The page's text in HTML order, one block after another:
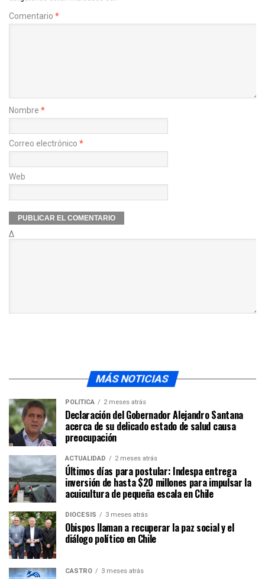
Comentario *
Nombre *
Correo electrónico *
Web
Δ
MÁS NOTICIAS
POLÍTICA 2 meses atrás
Declaración del Gobernador Alejandro Santana
acerca de su delicado estado de salud causa
preocupación
ACTUALIDAD 2 meses atrás
Últimos días para postular: Indespa entrega
inversión de hasta $20 millones para impulsar la
acuicultura de pequeña escala en Chile
DIÓCESIS 3 meses atrás
Obispos llaman a recuperar la paz social y el
diálogo político en Chile
CASTRO 3 meses atrás